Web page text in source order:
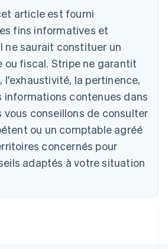
article est fourni
fins informatives et
ne saurait constituer un
ou fiscal. Stripe ne garantit
l'exhaustivité, la pertinence,
informations contenues dans
vous conseillons de consulter
ou un comptable agréé
concernés pour
adaptés à votre situation
English